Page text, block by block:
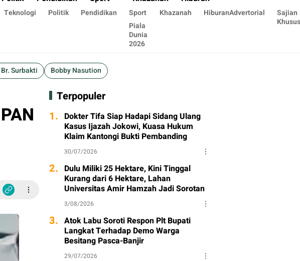
Teknologi Politik Pendidikan
Sport
Piala
Dunia
2026
Khazanah HiburanAdvertorial
Sajian
Khusus
Surbakti Bobby Nasution
Terpopuler
1. Dokter Tifa Siap Hadapi Sidang Ulang
Kasus Ijazah Jokowi, Kuasa Hukum
Klaim Kantongi Bukti Pembanding
30/07/2026
2. Dulu Miliki 25 Hektare, Kini Tinggal
Kurang dari 6 Hektare, Lahan
Universitas Amir Hamzah Jadi Sorotan
3/08/2026
3. Atok Labu Soroti Respon Plt Bupati
Langkat Terhadap Demo Warga
Besitang Pasca-Banjir
29/07/2026